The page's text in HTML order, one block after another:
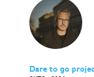
Dare to go